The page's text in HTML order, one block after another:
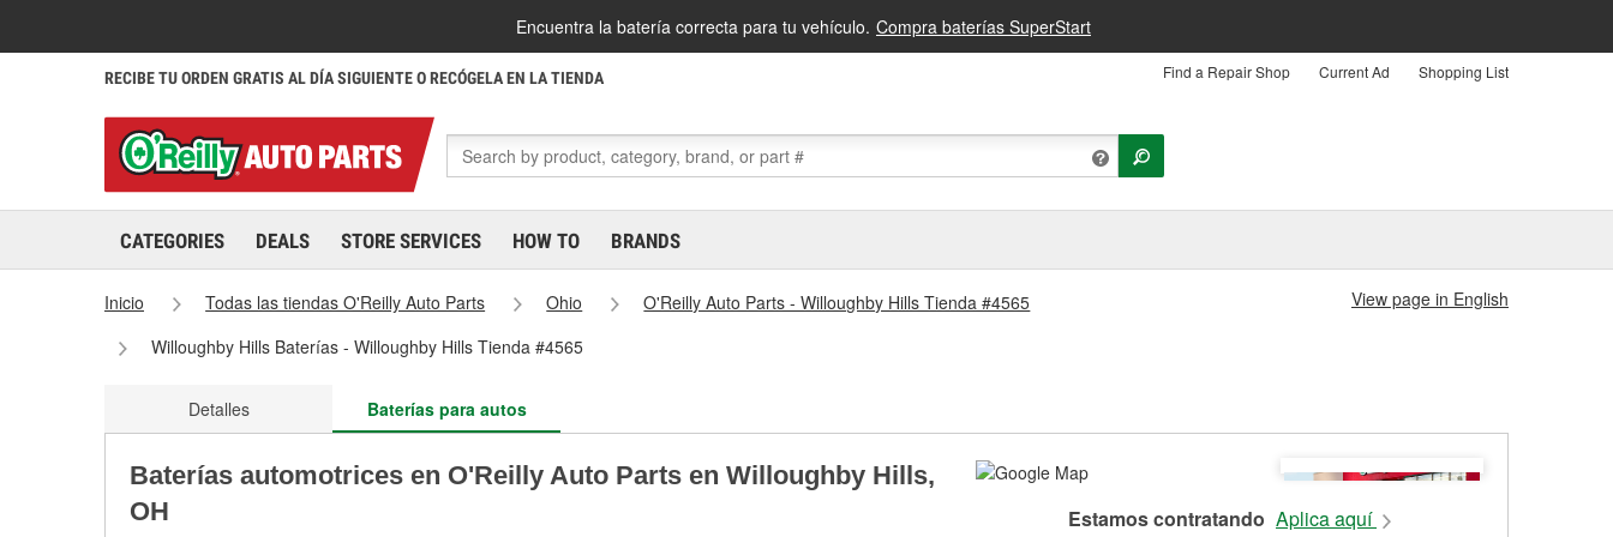
Encuentra la batería correcta para tu vehículo. Compra baterías SuperStart
RECIBE TU ORDEN GRATIS AL DÍA SIGUIENTE O RECÓGELA EN LA TIENDA Find a Repair Shop Current Ad Shopping List
CATEGORIES DEALS STORE SERVICES HOW TO BRANDS
Inicio Todas las tiendas O'Reilly Auto Parts Ohio
O'Reilly Auto Parts - Willoughby Hills Tienda #4565
Willoughby Hills Baterías - Willoughby Hills Tienda #4565
View page in English
Detalles Baterías para autos
Baterías automotrices en O'Reilly Auto Parts en Willoughby Hills,
OH
Estamos contratando Aplica aquí